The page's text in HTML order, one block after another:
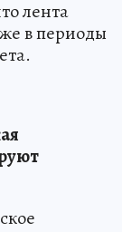
лента
в периоды